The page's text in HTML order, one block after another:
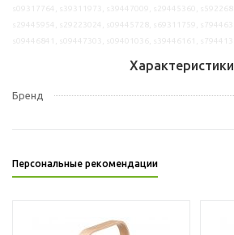
Характеристики
Бренд
Персональные рекомендации